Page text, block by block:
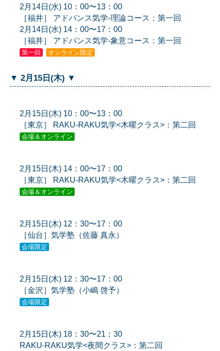
2月14日(水) 10：00〜13：00
［福井］ アドバンス気学-理論コース：第一回
2月14日(水) 14：00〜17：00
［福井］ アドバンス気学-象意コース：第一回
第一回 オンライン限定
▼ 2月15日(木) ▼
2月15日(木) 10：00〜13：00
［東京］ RAKU-RAKU気学<木曜クラス>：第二回
会場＆オンライン
2月15日(木) 14：00〜17：00
［東京］ RAKU-RAKU気学<木曜クラス>：第二回
会場＆オンライン
2月15日(木) 12：30〜17：00
［仙台］気学塾（佐藤 真永）
会場限定
2月15日(木) 12：30〜17：00
［金沢］気学塾（小嶋 啓予）
会場限定
2月15日(木) 18：30〜21：30
RAKU-RAKU気学<夜間クラス>：第二回